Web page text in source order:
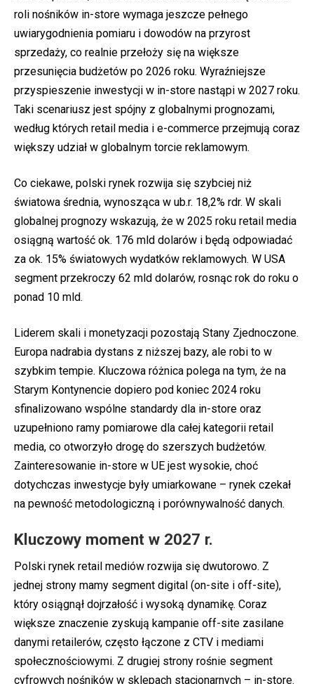
roli nośników in-store wymaga jeszcze pełnego
uwiarygodnienia pomiaru i dowodów na przyrost
sprzedaży, co realnie przełoży się na większe
przesunięcia budżetów po 2026 roku. Wyraźniejsze
przyspieszenie inwestycji w in-store nastąpi w 2027 roku.
Taki scenariusz jest spójny z globalnymi prognozami,
według których retail media i e-commerce przejmują coraz
większy udział w globalnym torcie reklamowym.
Co ciekawe, polski rynek rozwija się szybciej niż
światowa średnia, wynosząca w ub.r. 18,2% rdr. W skali
globalnej prognozy wskazują, że w 2025 roku retail media
osiągną wartość ok. 176 mld dolarów i będą odpowiadać
za ok. 15% światowych wydatków reklamowych. W USA
segment przekroczy 62 mld dolarów, rosnąc rok do roku o
ponad 10 mld.
Liderem skali i monetyzacji pozostają Stany Zjednoczone.
Europa nadrabia dystans z niższej bazy, ale robi to w
szybkim tempie. Kluczowa różnica polega na tym, że na
Starym Kontynencie dopiero pod koniec 2024 roku
sfinalizowano wspólne standardy dla in-store oraz
uzupełniono ramy pomiarowe dla całej kategorii retail
media, co otworzyło drogę do szerszych budżetów.
Zainteresowanie in-store w UE jest wysokie, choć
dotychczas inwestycje były umiarkowane – rynek czekał
na pewność metodologiczną i porównywalność danych.
Kluczowy moment w 2027 r.
Polski rynek retail mediów rozwija się dwutorowo. Z
jednej strony mamy segment digital (on-site i off-site),
który osiągnął dojrzałość i wysoką dynamikę. Coraz
większe znaczenie zyskują kampanie off-site zasilane
danymi retailerów, często łączone z CTV i mediami
społecznościowymi. Z drugiej strony rośnie segment
cyfrowych nośników w sklepach stacjonarnych – in-store.